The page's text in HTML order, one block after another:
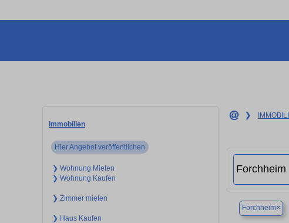
Immobilien
Hier Angebot veröffentlichen
❯ Wohnung Mieten
❯ Wohnung Kaufen
❯ Zimmer mieten
❯ Haus Kaufen
❯
Forchheim×